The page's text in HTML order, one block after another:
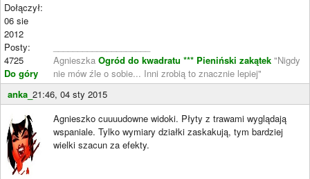
Dołączył:
06 sie
2012
Posty:
4725
Do góry
Agnieszka Ogród do kwadratu *** Pieniński zakątek "Nigdy
nie mów źle o sobie... Inni zrobią to znacznie lepiej"
anka_ 21:46, 04 sty 2015
Agnieszko cuuuudowne widoki. Płyty z trawami wyglądają
wspaniale. Tylko wymiary działki zaskakują, tym bardziej
wielki szacun za efekty.